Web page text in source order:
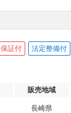
保証付 法定整備付
販売地域
長崎県